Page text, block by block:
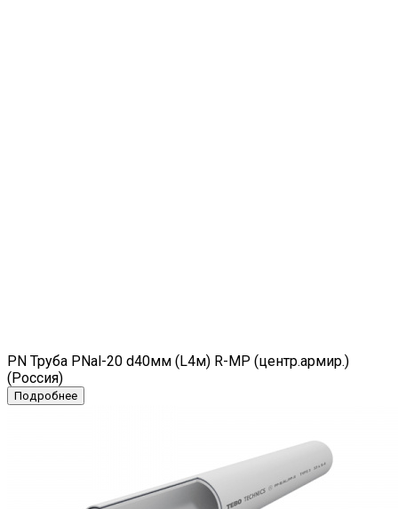
PN Труба PNal-20 d40мм (L4м) R-MP (центр.армир.)
(Россия)